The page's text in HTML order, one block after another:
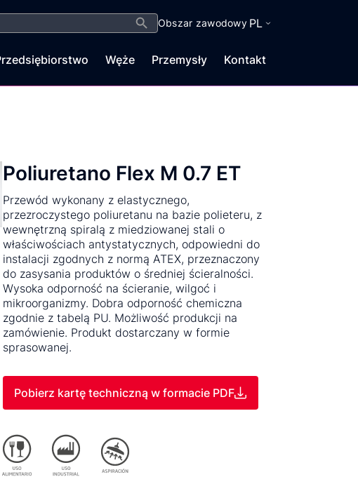
Search Button
Obszar zawodowy PL
Węże Przemysły Kontakt
Poliuretano Flex M 0.7 ET
Przewód wykonany z elastycznego,
przezroczystego poliuretanu na bazie polieteru, z
wewnętrzną spiralą z miedziowanej stali o
właściwościach antystatycznych, odpowiedni do
instalacji zgodnych z normą ATEX, przeznaczony
do zasysania produktów o średniej ścieralności.
Wysoka odporność na ścieranie, wilgoć i
mikroorganizmy. Dobra odporność chemiczna
zgodnie z tabelą PU. Możliwość produkcji na
zamówienie. Produkt dostarczany w formie
sprasowanej.
Pobierz kartę techniczną w formacie PDF